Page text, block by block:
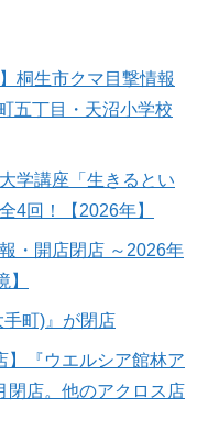
桐生市クマ目撃情報
五丁目・天沼小学校
学講座「生きるとい
4回！【2026年】
・開店閉店 ～2026年
手町)』が閉店
】『ウエルシア館林ア
閉店。他のアクロス店